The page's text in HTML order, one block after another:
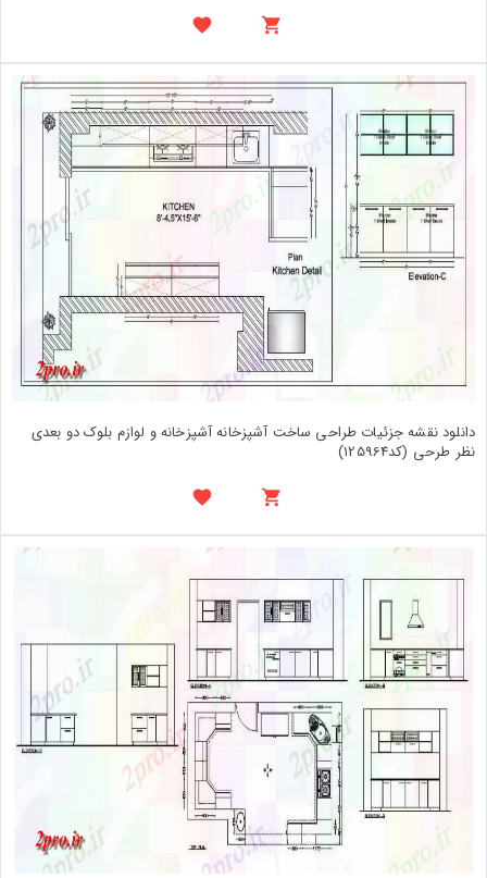
دانلود نقشه جزئیات طراحی ساخت آشپزخانه آشپزخانه و لوازم بلوک دو بعدی
نظر طرحی (کد125964)